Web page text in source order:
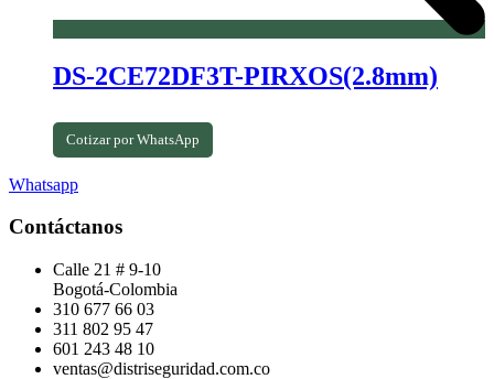
DS-2CE72DF3T-PIRXOS(2.8mm)
Cotizar por WhatsApp
Whatsapp
Contáctanos
Calle 21 # 9-10
Bogotá-Colombia
310 677 66 03
311 802 95 47
601 243 48 10
ventas@distriseguridad.com.co